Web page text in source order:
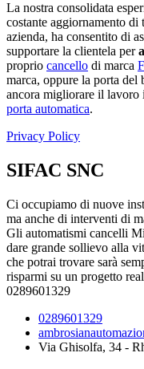
La nostra consolidata
costante aggiornamento di
azienda, ha consentito di
supportare la clientela per
proprio cancello di marca
marca, oppure la porta
ancora migliorare il lavoro
porta automatica.
Privacy Policy
SIFAC SNC
Ci occupiamo di nuove
ma anche di interventi di
Gli automatismi cancelli
dare grande sollievo alla
che potrai trovare sarà
risparmi su un progetto
0289601329
0289601329
Via Ghisolfa, 34 -